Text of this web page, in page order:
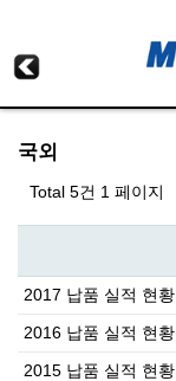
국외
Total 5건 1 페이지
2017 납품 실적 현황
2016 납품 실적 현황
2015 납품 실적 현황